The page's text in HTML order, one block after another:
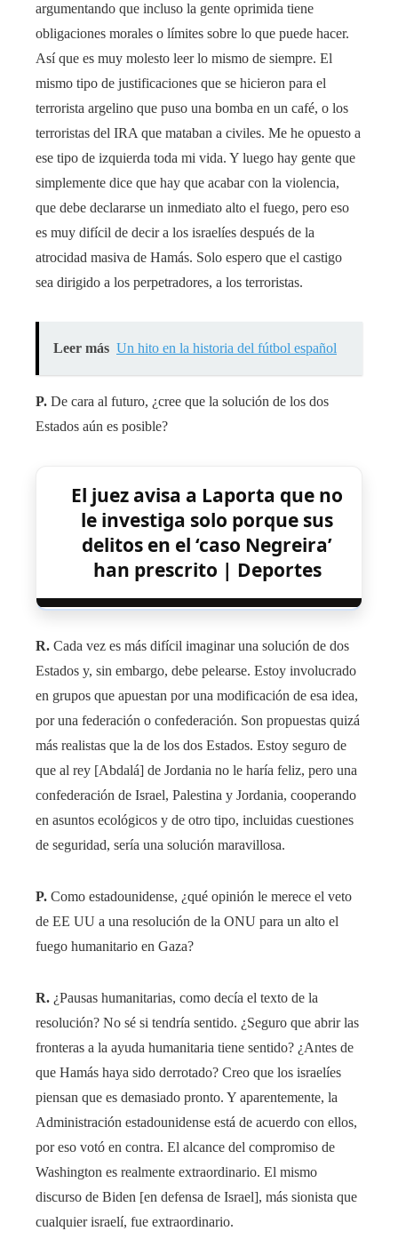
argumentando que incluso la gente oprimida tiene
obligaciones morales o límites sobre lo que puede hacer.
Así que es muy molesto leer lo mismo de siempre. El
mismo tipo de justificaciones que se hicieron para el
terrorista argelino que puso una bomba en un café, o los
terroristas del IRA que mataban a civiles. Me he opuesto a
ese tipo de izquierda toda mi vida. Y luego hay gente que
simplemente dice que hay que acabar con la violencia,
que debe declararse un inmediato alto el fuego, pero eso
es muy difícil de decir a los israelíes después de la
atrocidad masiva de Hamás. Solo espero que el castigo
sea dirigido a los perpetradores, a los terroristas.
Leer más Un hito en la historia del fútbol español
P. De cara al futuro, ¿cree que la solución de los dos
Estados aún es posible?
El juez avisa a Laporta que no
le investiga solo porque sus
delitos en el ‘caso Negreira’
han prescrito | Deportes
R. Cada vez es más difícil imaginar una solución de dos
Estados y, sin embargo, debe pelearse. Estoy involucrado
en grupos que apuestan por una modificación de esa idea,
por una federación o confederación. Son propuestas quizá
más realistas que la de los dos Estados. Estoy seguro de
que al rey [Abdalá] de Jordania no le haría feliz, pero una
confederación de Israel, Palestina y Jordania, cooperando
en asuntos ecológicos y de otro tipo, incluidas cuestiones
de seguridad, sería una solución maravillosa.
P. Como estadounidense, ¿qué opinión le merece el veto
de EE UU a una resolución de la ONU para un alto el
fuego humanitario en Gaza?
R. ¿Pausas humanitarias, como decía el texto de la
resolución? No sé si tendría sentido. ¿Seguro que abrir las
fronteras a la ayuda humanitaria tiene sentido? ¿Antes de
que Hamás haya sido derrotado? Creo que los israelíes
piensan que es demasiado pronto. Y aparentemente, la
Administración estadounidense está de acuerdo con ellos,
por eso votó en contra. El alcance del compromiso de
Washington es realmente extraordinario. El mismo
discurso de Biden [en defensa de Israel], más sionista que
cualquier israelí, fue extraordinario.